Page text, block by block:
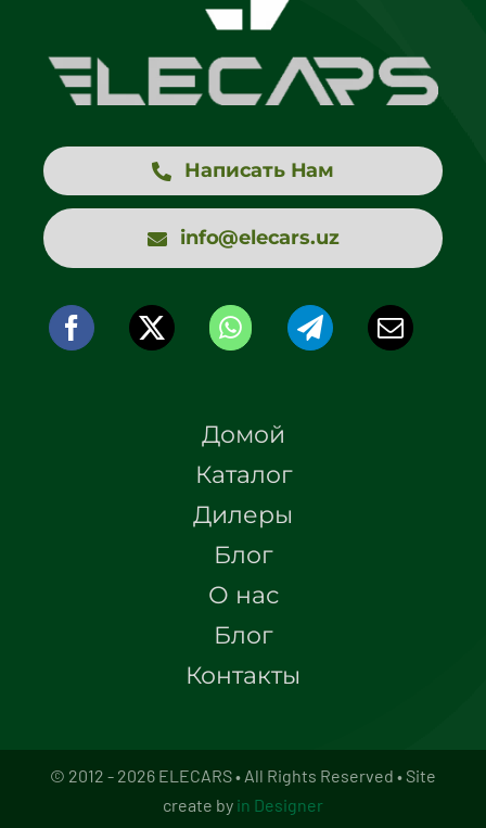
Написать Нам
info@elecars.uz
Домой
Каталог
Дилеры
Блог
О нас
Блог
Контакты
© 2012 - 2026 ELECARS • All Rights Reserved • Site
create by in Designer